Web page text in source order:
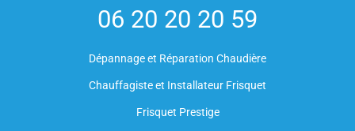
06 20 20 20 59
Dépannage et Réparation Chaudière
Chauffagiste et Installateur Frisquet
Frisquet Prestige